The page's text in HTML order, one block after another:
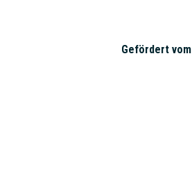
Gefördert vom